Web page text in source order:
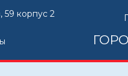
59 корпус 2